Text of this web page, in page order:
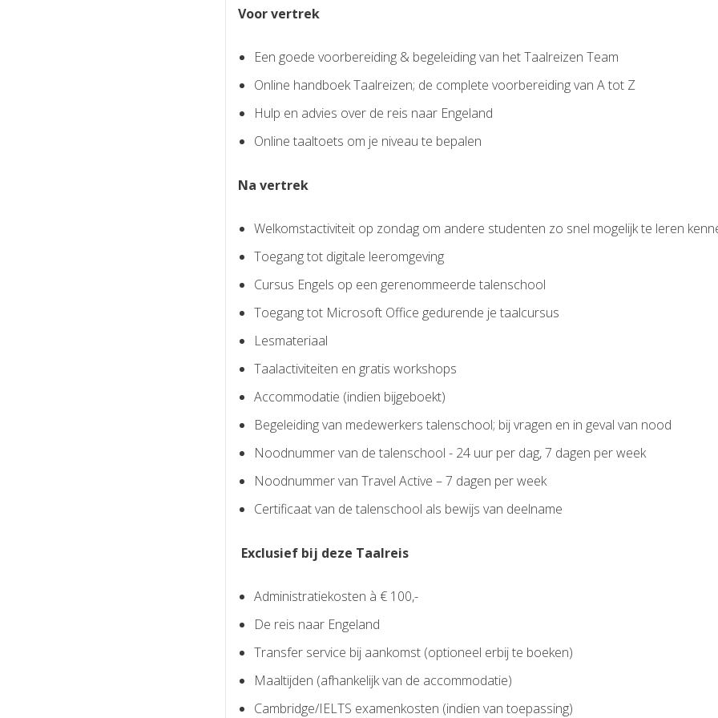
Voor vertrek
Een goede voorbereiding & begeleiding van het Taalreizen Team
Online handboek Taalreizen; de complete voorbereiding van A tot Z
Hulp en advies over de reis naar Engeland
Online taaltoets om je niveau te bepalen
Na vertrek
Welkomstactiviteit op zondag om andere studenten zo snel mogelijk te leren
Toegang tot digitale leeromgeving
Cursus Engels op een gerenommeerde talenschool
Toegang tot Microsoft Office gedurende je taalcursus
Lesmateriaal
Taalactiviteiten en gratis workshops
Accommodatie (indien bijgeboekt)
Begeleiding van medewerkers talenschool; bij vragen en in geval van nood
Noodnummer van de talenschool - 24 uur per dag, 7 dagen per week
Noodnummer van Travel Active – 7 dagen per week
Certificaat van de talenschool als bewijs van deelname
Exclusief bij deze Taalreis
Administratiekosten à € 100,-
De reis naar Engeland
Transfer service bij aankomst (optioneel erbij te boeken)
Maaltijden (afhankelijk van de accommodatie)
Cambridge/IELTS examenkosten (indien van toepassing)